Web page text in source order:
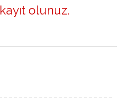
kayıt olunuz.